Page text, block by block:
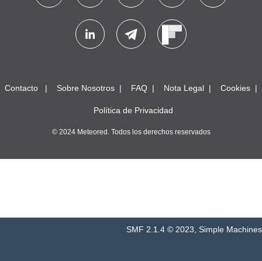
Contacto Sobre Nosotros FAQ Nota Legal Cookies
Política de Privacidad
© 2024 Meteored. Todos los derechos reservados
SMF 2.1.4 © 2023 Simple Machines